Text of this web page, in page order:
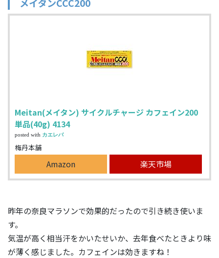
メイタンCCC200
Meitan(メイタン) サイクルチャージ カフェイン200
単品(40g) 4134
posted with カエレバ
梅丹本舗
Amazon 楽天市場
昨年の奈良マラソンで効果的だったので引き続き使いま
す。
気温が高く相当汗をかいたせいか、去年食べたときより味
が薄く感じました。カフェインは効きますね！